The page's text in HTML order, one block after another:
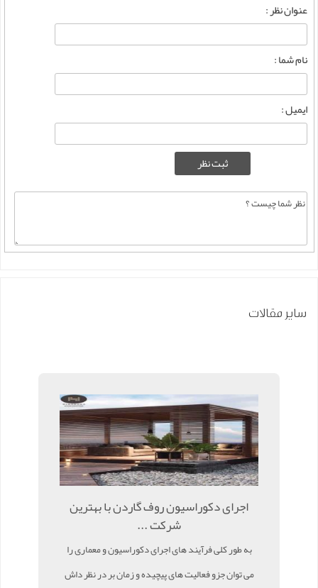
عنوان نظر :
نام شما :
ایمیل :
سایر مقالات
اجرای دکوراسیون روف گاردن با بهترین
شرکت ...
به طور کلی فرآیند های اجرای دکوراسیون و معماری را
می توان جزو فعالیت های پیچیده و زمان بر در نظر داش